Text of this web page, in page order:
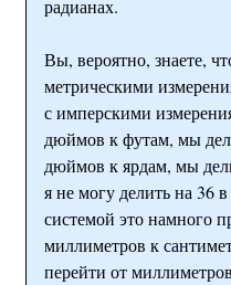
радианах.
Вы, вероятно, знаете,
метрическими
с имперскими
дюймов к футам, мы
дюймов к ярдам, мы
я не могу делить на 36
системой это намного
миллиметров к
перейти от